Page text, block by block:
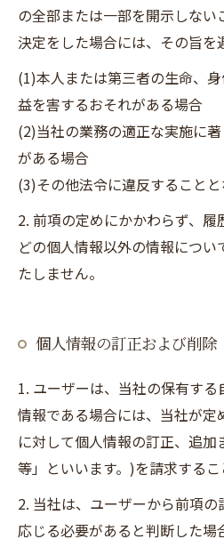
の全部または一部を開示しない
決定をした場合には、その旨を
(1)本人または第三者の生命、
益を害するおそれがある場合
(2)当社の業務の適正な実施に
がある場合
(3)その他法令に違反すること
2. 前項の定めにかかわらず、
どの個人情報以外の情報につ
たしません。
個人情報の訂正および削除
1. ユーザーは、当社の保有す
情報である場合には、当社が定
に対して個人情報の訂正、追
等」といいます。)を請求するこ
2. 当社は、ユーザーから前項
応じる必要があると判断した場